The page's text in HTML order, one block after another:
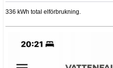
336 kWh total elförbrukning.